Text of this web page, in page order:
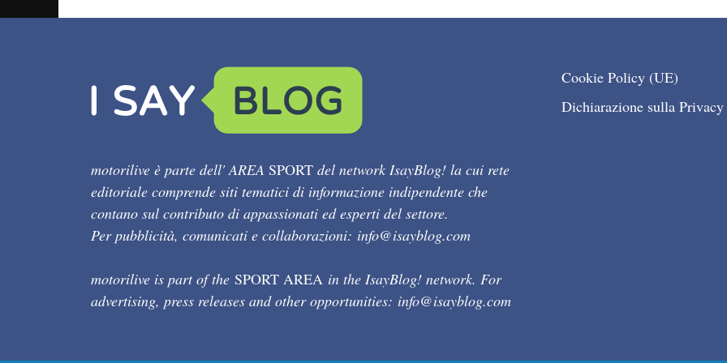
motorilive è parte dell' AREA SPORT del network IsayBlog! la cui rete
editoriale comprende siti tematici di informazione indipendente che
contano sul contributo di appassionati ed esperti del settore.
Per pubblicità, comunicati e collaborazioni: info@isayblog.com
motorilive is part of the SPORT AREA in the IsayBlog! network. For
advertising, press releases and other opportunities: info@isayblog.com
Cookie Policy (UE)
Dichiarazione sulla